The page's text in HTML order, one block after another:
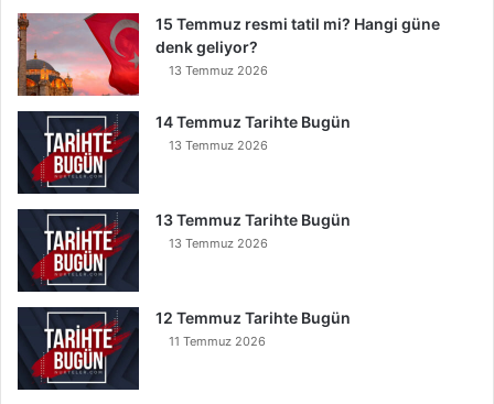
15 Temmuz resmi tatil mi? Hangi güne
denk geliyor?
13 Temmuz 2026
14 Temmuz Tarihte Bugün
13 Temmuz 2026
13 Temmuz Tarihte Bugün
13 Temmuz 2026
12 Temmuz Tarihte Bugün
11 Temmuz 2026